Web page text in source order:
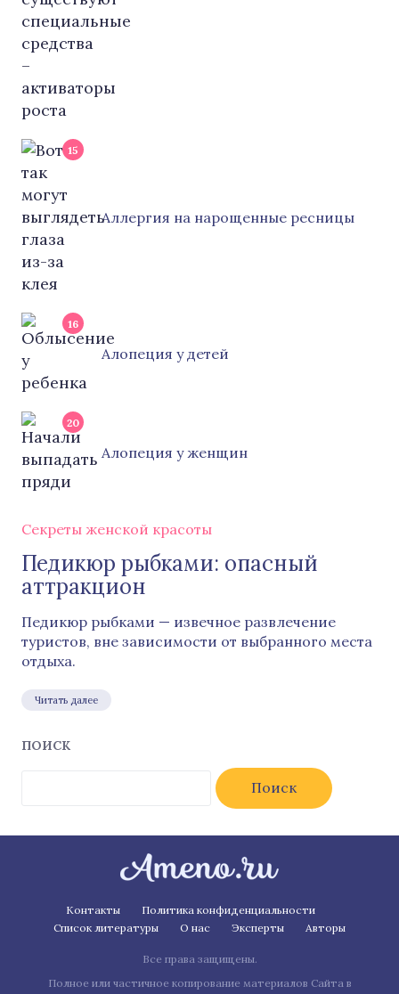
15
Аллергия на нарощенные ресницы
16
Алопеция у детей
20
Алопеция у женщин
Секреты женской красоты
Педикюр рыбками: опасный
аттракцион
Педикюр рыбками — извечное развлечение
туристов, вне зависимости от выбранного места
отдыха.
Читать далее
ПОИСК
Контакты
Политика конфиденциальности
Список литературы
О нас Эксперты Авторы
Все права защищены.
Полное или частичное копирование материалов Сайта в